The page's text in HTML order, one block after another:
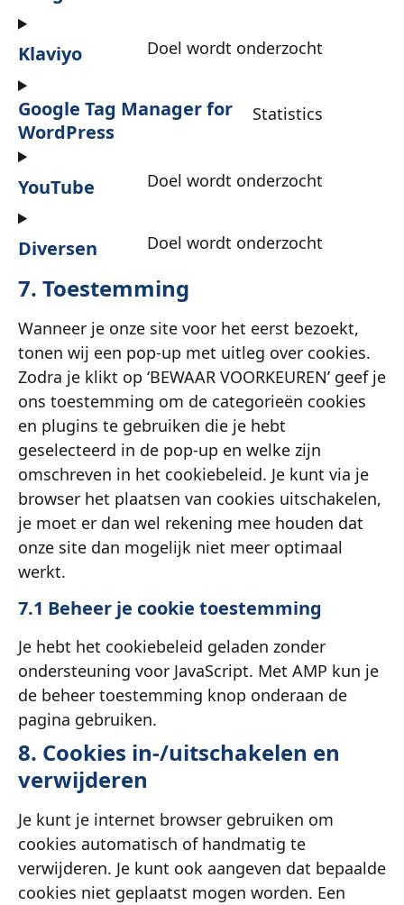
Klaviyo Doel wordt onderzocht
Google Tag Manager for
WordPress
Statistics
YouTube Doel wordt onderzocht
Diversen Doel wordt onderzocht
7. Toestemming
Wanneer je onze site voor het eerst bezoekt,
tonen wij een pop-up met uitleg over cookies.
Zodra je klikt op ‘BEWAAR VOORKEUREN’ geef je
ons toestemming om de categorieën cookies
en plugins te gebruiken die je hebt
geselecteerd in de pop-up en welke zijn
omschreven in het cookiebeleid. Je kunt via je
browser het plaatsen van cookies uitschakelen,
je moet er dan wel rekening mee houden dat
onze site dan mogelijk niet meer optimaal
werkt.
7.1 Beheer je cookie toestemming
Je hebt het cookiebeleid geladen zonder
ondersteuning voor JavaScript. Met AMP kun je
de beheer toestemming knop onderaan de
pagina gebruiken.
8. Cookies in-/uitschakelen en
verwijderen
Je kunt je internet browser gebruiken om
cookies automatisch of handmatig te
verwijderen. Je kunt ook aangeven dat bepaalde
cookies niet geplaatst mogen worden. Een